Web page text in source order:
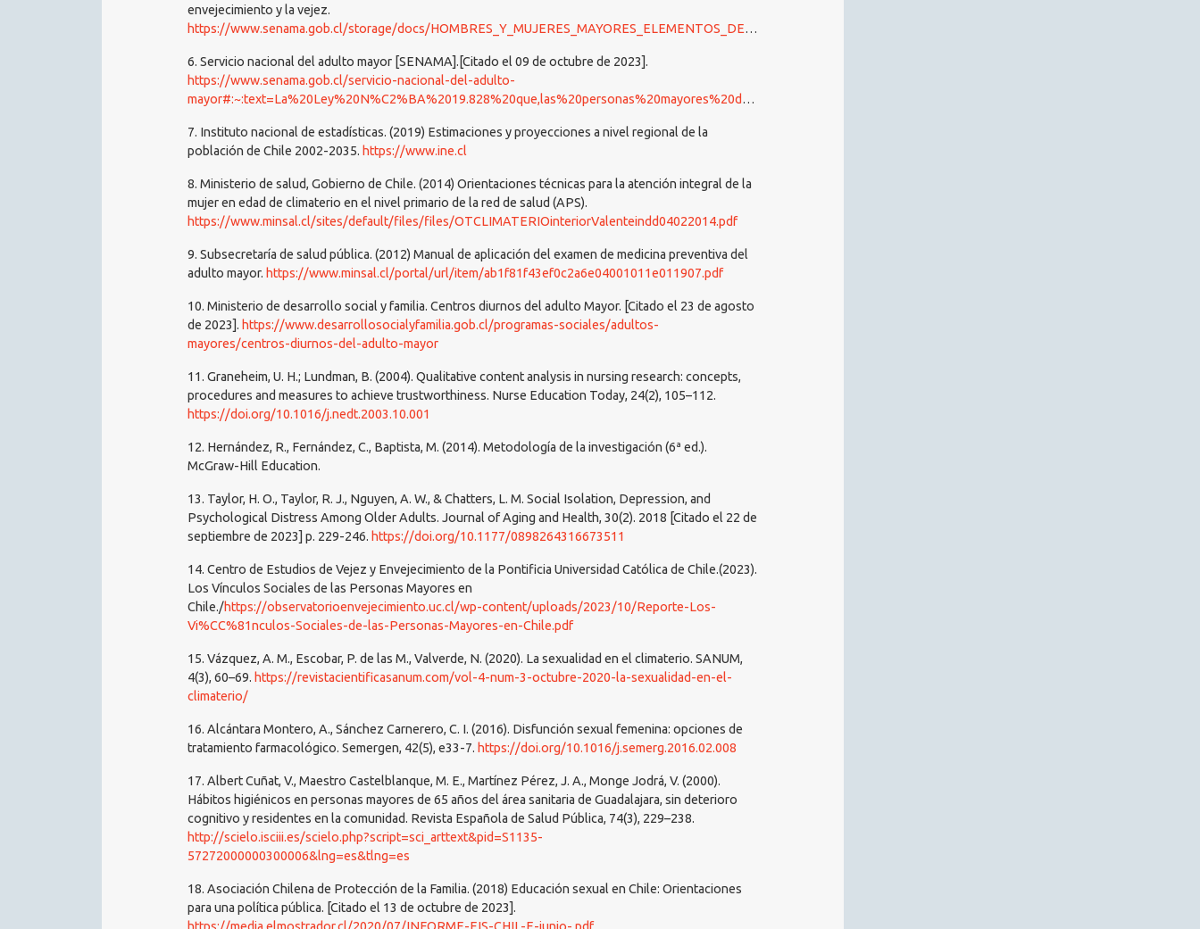
envejecimiento y la vejez.
https://www.senama.gob.cl/storage/docs/HOMBRES_Y_MUJERES_MAYORES_ELEMENTOS_DESDE_EL_ENVEJECIMIENTO.pdf
6. Servicio nacional del adulto mayor [SENAMA].[Citado el 09 de octubre de 2023].
https://www.senama.gob.cl/servicio-nacional-del-adulto-
mayor#:~:text=La%20Ley%20N%C2%BA%2019.828%20que,las%20personas%20mayores%20del%20pa%C3%ADs
7. Instituto nacional de estadísticas. (2019) Estimaciones y proyecciones a nivel regional de la
población de Chile 2002-2035. https://www.ine.cl
8. Ministerio de salud, Gobierno de Chile. (2014) Orientaciones técnicas para la atención integral de la
mujer en edad de climaterio en el nivel primario de la red de salud (APS).
https://www.minsal.cl/sites/default/files/files/OTCLIMATERIOinteriorValenteindd04022014.pdf
9. Subsecretaría de salud pública. (2012) Manual de aplicación del examen de medicina preventiva del
adulto mayor. https://www.minsal.cl/portal/url/item/ab1f81f43ef0c2a6e04001011e011907.pdf
10. Ministerio de desarrollo social y familia. Centros diurnos del adulto Mayor. [Citado el 23 de agosto
de 2023]. https://www.desarrollosocialyfamilia.gob.cl/programas-sociales/adultos-
mayores/centros-diurnos-del-adulto-mayor
11. Graneheim, U. H.; Lundman, B. (2004). Qualitative content analysis in nursing research: concepts,
procedures and measures to achieve trustworthiness. Nurse Education Today, 24(2), 105–112.
https://doi.org/10.1016/j.nedt.2003.10.001
12. Hernández, R., Fernández, C., Baptista, M. (2014). Metodología de la investigación (6ª ed.).
McGraw-Hill Education.
13. Taylor, H. O., Taylor, R. J., Nguyen, A. W., & Chatters, L. M. Social Isolation, Depression, and
Psychological Distress Among Older Adults. Journal of Aging and Health, 30(2). 2018 [Citado el 22 de
septiembre de 2023] p. 229-246. https://doi.org/10.1177/0898264316673511
14. Centro de Estudios de Vejez y Envejecimiento de la Pontificia Universidad Católica de Chile.(2023).
Los Vínculos Sociales de las Personas Mayores en
Chile./https://observatorioenvejecimiento.uc.cl/wp-content/uploads/2023/10/Reporte-Los-
Vi%CC%81nculos-Sociales-de-las-Personas-Mayores-en-Chile.pdf
15. Vázquez, A. M., Escobar, P. de las M., Valverde, N. (2020). La sexualidad en el climaterio. SANUM,
4(3), 60–69. https://revistacientificasanum.com/vol-4-num-3-octubre-2020-la-sexualidad-en-el-
climaterio/
16. Alcántara Montero, A., Sánchez Carnerero, C. I. (2016). Disfunción sexual femenina: opciones de
tratamiento farmacológico. Semergen, 42(5), e33-7. https://doi.org/10.1016/j.semerg.2016.02.008
17. Albert Cuñat, V., Maestro Castelblanque, M. E., Martínez Pérez, J. A., Monge Jodrá, V. (2000).
Hábitos higiénicos en personas mayores de 65 años del área sanitaria de Guadalajara, sin deterioro
cognitivo y residentes en la comunidad. Revista Española de Salud Pública, 74(3), 229–238.
http://scielo.isciii.es/scielo.php?script=sci_arttext&pid=S1135-
57272000000300006&lng=es&tlng=es
18. Asociación Chilena de Protección de la Familia. (2018) Educación sexual en Chile: Orientaciones
para una política pública. [Citado el 13 de octubre de 2023].